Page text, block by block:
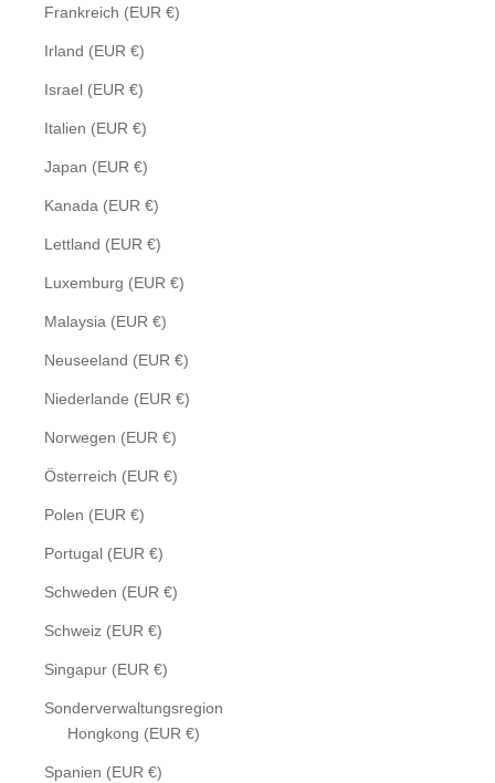
Frankreich (EUR €)
Irland (EUR €)
Israel (EUR €)
Italien (EUR €)
Japan (EUR €)
Kanada (EUR €)
Lettland (EUR €)
Luxemburg (EUR €)
Malaysia (EUR €)
Neuseeland (EUR €)
Niederlande (EUR €)
Norwegen (EUR €)
Österreich (EUR €)
Polen (EUR €)
Portugal (EUR €)
Schweden (EUR €)
Schweiz (EUR €)
Singapur (EUR €)
Sonderverwaltungsregion
Hongkong (EUR €)
Spanien (EUR €)